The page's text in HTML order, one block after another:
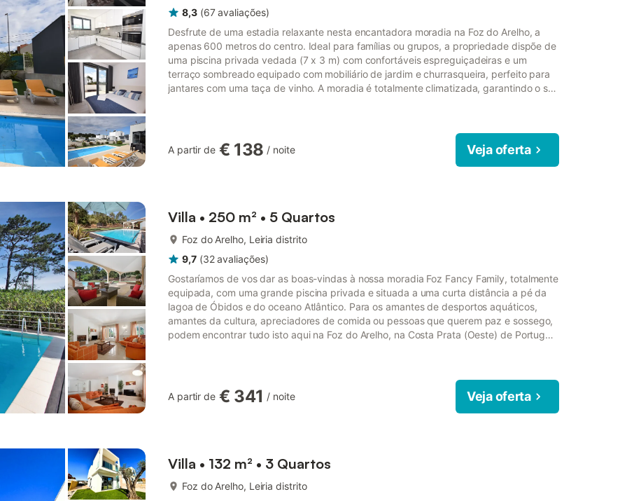
8,3 (67 avaliações)
Desfrute de uma estadia relaxante nesta encantadora moradia na Foz do Arelho, a
apenas 600 metros do centro. Ideal para famílias ou grupos, a propriedade dispõe de
uma piscina privada vedada (7 x 3 m) com confortáveis espreguiçadeiras e um
terraço sombreado equipado com mobiliário de jardim e churrasqueira, perfeito para
jantares com uma taça de vinho. A moradia é totalmente climatizada, garantindo o seu
A partir de € 138 / noite Veja oferta
Villa • 250 m² • 5 Quartos
Foz do Arelho, Leiria distrito
9,7 (32 avaliações)
Gostaríamos de vos dar as boas-vindas à nossa moradia Foz Fancy Family, totalmente
equipada, com uma grande piscina privada e situada a uma curta distância a pé da
lagoa de Óbidos e do oceano Atlântico. Para os amantes de desportos aquáticos,
amantes da cultura, apreciadores de comida ou pessoas que querem paz e sossego,
podem encontrar tudo isto aqui na Foz do Arelho, na Costa Prata (Oeste) de Portugal.
A partir de € 341 / noite Veja oferta
Villa • 132 m² • 3 Quartos
Foz do Arelho, Leiria distrito